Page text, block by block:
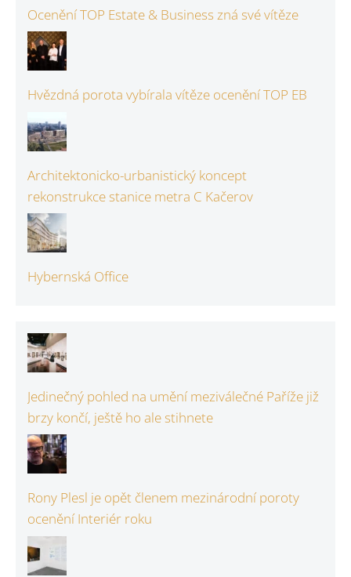
Ocenění TOP Estate & Business zná své vítěze
Hvězdná porota vybírala vítěze ocenění TOP EB
Architektonicko-urbanistický koncept
rekonstrukce stanice metra C Kačerov
Hybernská Office
Jedinečný pohled na umění meziválečné Paříže již
brzy končí, ještě ho ale stihnete
Rony Plesl je opět členem mezinárodní poroty
ocenění Interiér roku